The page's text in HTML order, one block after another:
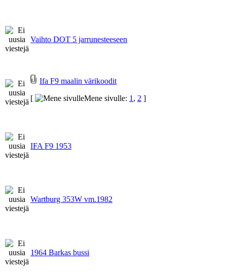
Vaihto DOT 5 jarrunesteeseen
Ifa F9 maalin värikoodit
[
Mene sivulle: 1, 2 ]
IFA F9 1953
Wartburg 353W vm.1982
1964 Barkas bussi